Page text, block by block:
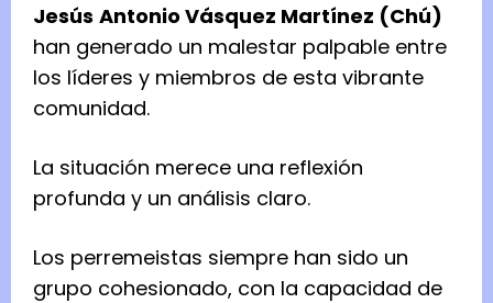
Jesús Antonio Vásquez Martínez (Chú)
han generado un malestar palpable entre
los líderes y miembros de esta vibrante
comunidad.
La situación merece una reflexión
profunda y un análisis claro.
Los perremeistas siempre han sido un
grupo cohesionado, con la capacidad de